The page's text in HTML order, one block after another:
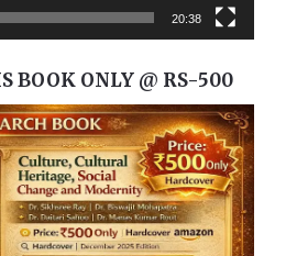
20:38
BOOK ONLY @ RS-500